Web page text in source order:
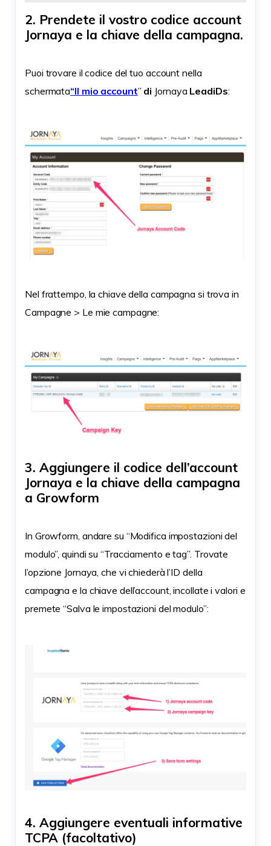
2. Prendete il vostro codice account
Jornaya e la chiave della campagna.
Puoi trovare il codice del tuo account nella
schermata“Il mio account” di Jornaya LeadiDs:
Nel frattempo, la chiave della campagna si trova in
Campagne > Le mie campagne:
3. Aggiungere il codice dell’account
Jornaya e la chiave della campagna
a Growform
In Growform, andare su “Modifica impostazioni del
modulo”, quindi su “Tracciamento e tag”. Trovate
l’opzione Jornaya, che vi chiederà l’ID della
campagna e la chiave dell’account, incollate i valori e
premete “Salva le impostazioni del modulo”:
4. Aggiungere eventuali informative
TCPA (facoltativo)